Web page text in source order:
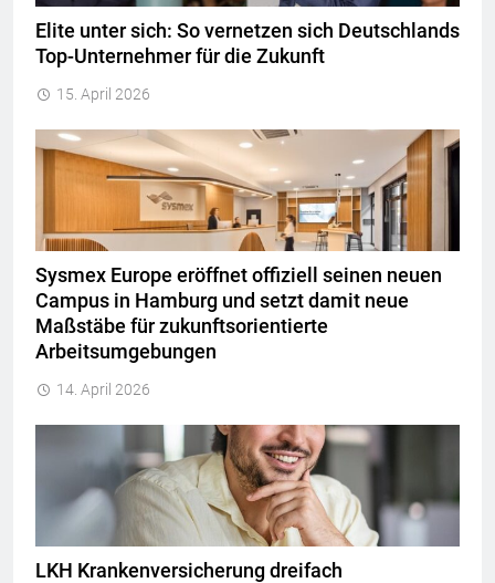
Elite unter sich: So vernetzen sich Deutschlands
Top-Unternehmer für die Zukunft
15. April 2026
Sysmex Europe eröffnet offiziell seinen neuen
Campus in Hamburg und setzt damit neue
Maßstäbe für zukunftsorientierte
Arbeitsumgebungen
14. April 2026
LKH Krankenversicherung dreifach